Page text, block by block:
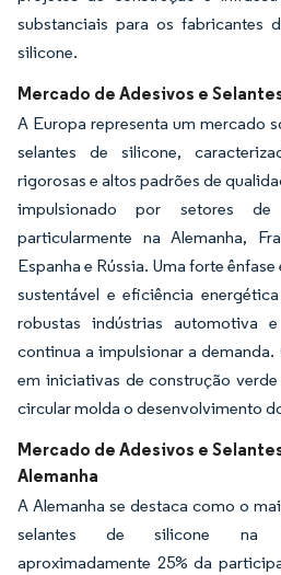
substanciais para os fabricantes
silicone.
Mercado de Adesivos e
A Europa representa um mercado
selantes de silicone,
rigorosas e altos padrões de
impulsionado por setores de
particularmente na Alemanha,
Espanha e Rússia. Uma forte
sustentável e eficiência
robustas indústrias automotiva
continua a impulsionar a
em iniciativas de construção
circular molda o desenvolvimento
Mercado de Adesivos e
Alemanha
A Alemanha se destaca como o
selantes de silicone na
aproximadamente 25% da